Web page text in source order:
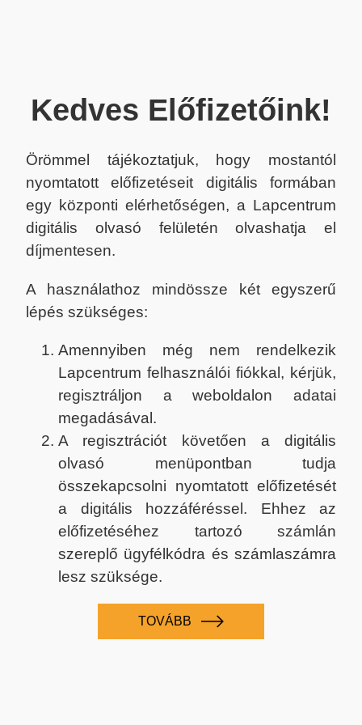
Kedves Előfizetőink!
Örömmel tájékoztatjuk, hogy mostantól
nyomtatott előfizetéseit digitális formában
egy központi elérhetőségen, a Lapcentrum
digitális olvasó felületén olvashatja el
díjmentesen.
A használathoz mindössze két egyszerű
lépés szükséges:
Amennyiben még nem rendelkezik
Lapcentrum felhasználói fiókkal, kérjük,
regisztráljon a weboldalon adatai
megadásával.
A regisztrációt követően a digitális
olvasó menüpontban tudja
összekapcsolni nyomtatott előfizetését
a digitális hozzáféréssel. Ehhez az
előfizetéséhez tartozó számlán
szereplő ügyfélkódra és számlaszámra
lesz szüksége.
TOVÁBB